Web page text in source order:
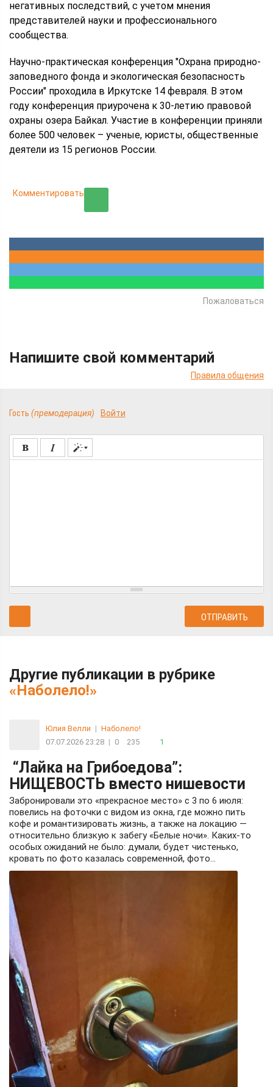
негативных последствий, с учетом мнения
представителей науки и профессионального
сообщества.
Научно-практическая конференция "Охрана природно-
заповедного фонда и экологическая безопасность
России" проходила в Иркутске 14 февраля. В этом
году конференция приурочена к 30-летию правовой
охраны озера Байкал. Участие в конференции приняли
более 500 человек – ученые, юристы, общественные
деятели из 15 регионов России.
Комментировать
Пожаловаться
Напишите свой комментарий
Правила общения
Гость (премодерация) Войти
Другие публикации в рубрике
«Наболело!»
Юлия Велли | Наболело!
07.07.2026 23:28 | 0 235 1
“Лайка на Грибоедова”:
НИЩЕВОСТЬ вместо нишевости
Забронировали это «прекрасное место» с 3 по 6 июля:
повелись на фоточки с видом из окна, где можно пить
кофе и романтизировать жизнь, а также на локацию —
относительно близкую к забегу «Белые ночи». Каких-то
особых ожиданий не было: думали, будет чистенько,
кровать по фото казалась современной, фото...